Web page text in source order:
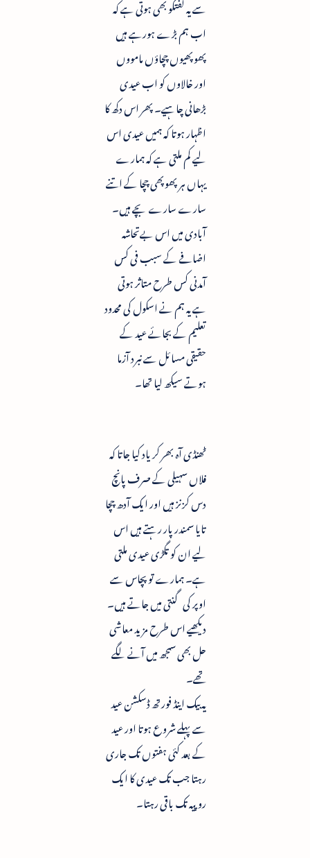
سے یہ گفتگو بھی ہوتی ہے کہ
اب ہم بڑے ہورہے ہیں
پھوپھیوں چچاؤں مامووں
اور خالاوں کو اب عیدی
بڑھانی چاہیے۔ پھر اس دکھ کا
اظہار ہوتا کہ ہمیں عیدی اس
لیے کم ملتی ہے کہ ہمارے
یہاں ہر پھوپھی چچا کے اتنے
سارے سارے بچے ہیں۔
آبادی میں اس بےتحاشہ
اضافے کے سبب فی کس
آمدنی کس طرح متاثر ہوتی
ہے یہ ہم نے اسکول کی محدود
تعلیم کے بجائے عید کے
حقیقی مسائل سے نبرد آزما
ہوتے سیکھ لیا تھا۔
ٹھنڈی آہ بھر کر یاد کیا جاتا کہ
فلاں سہیلی کے صرف پانچ
دس کزنز ہیں اور ایک آدھ چچا
تایا سمندر پار رہتے ہیں اس
لیے ان کو تگڑی عیدی ملتی
ہے۔ ہمارے تو پچاس سے
اوپر کی گنتی میں جاتے ہیں۔
دیکھیے اس طرح مزید معاشی
حل بھی سمجھ میں آنے لگے
تھے۔
یہ بیک اینڈ فورتھ ڈسکشن عید
سے پہلے شروع ہوتا اور عید
کے بعد کئی ہفتوں تک جاری
رہتا جب تک عیدی کا ایک
روپیہ تک باقی رہتا۔